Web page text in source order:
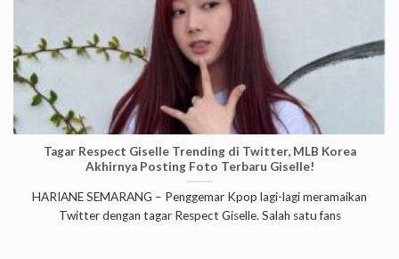
Tagar Respect Giselle Trending di Twitter, MLB Korea
Akhirnya Posting Foto Terbaru Giselle!
HARIANE SEMARANG – Penggemar Kpop lagi-lagi meramaikan
Twitter dengan tagar Respect Giselle. Salah satu fans